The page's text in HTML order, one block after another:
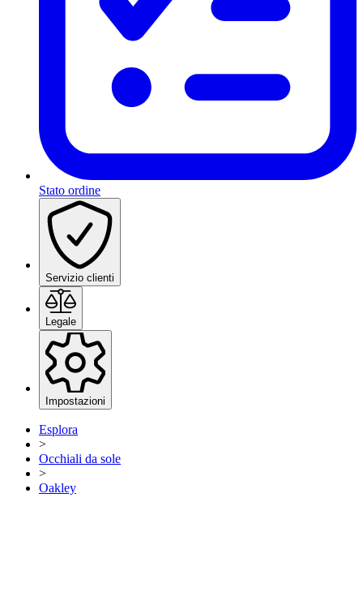
Stato ordine
Servizio clienti
Legale
Impostazioni
Esplora
>
Occhiali da sole
>
Oakley